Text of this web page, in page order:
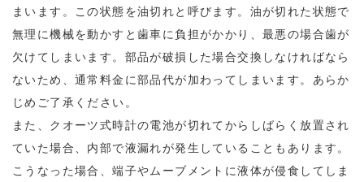
まいます。この状態を油切れと呼びます。油が切れた状態で
無理に機械を動かすと歯車に負担がかかり、最悪の場合歯が
欠けてしまいます。部品が破損した場合交換しなければなら
ないため、通常料金に部品代が加わってしまいます。あらか
じめご了承ください。
また、クオーツ式時計の電池が切れてからしばらく放置され
ていた場合、内部で液漏れが発生していることもあります。
こうなった場合、端子やムーブメントに液体が侵食してしま